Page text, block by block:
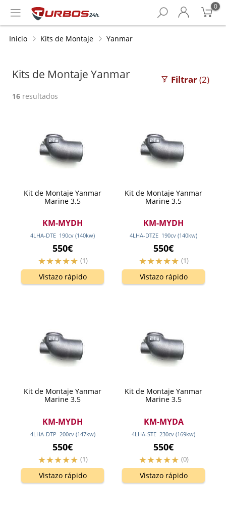
0
Inicio Kits de Montaje Yanmar
Kits de Montaje Yanmar Filtrar(2)
16 resultados
Kit de Montaje Yanmar
Marine 3.5
KM-MYDH
4LHA-DTE 190cv (140kw)
550€
(1)
Vistazo rápido
Kit de Montaje Yanmar
Marine 3.5
KM-MYDH
4LHA-DTZE 190cv (140kw)
550€
(1)
Vistazo rápido
Kit de Montaje Yanmar
Marine 3.5
KM-MYDH
4LHA-DTP 200cv (147kw)
550€
(1)
Vistazo rápido
Kit de Montaje Yanmar
Marine 3.5
KM-MYDA
4LHA-STE 230cv (169kw)
550€
(0)
Vistazo rápido